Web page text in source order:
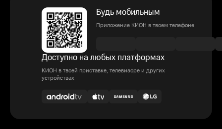
Будь мобильным
Приложение КИОН в твоем телефоне
Доступно на любых платформах
КИОН в твоей приставке, телевизоре и других
устройствах